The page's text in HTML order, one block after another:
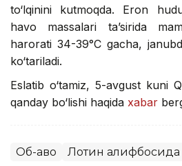
to‘lqinini kutmoqda. Eron
havo massalari ta’sirida
harorati 34-39°C gacha,
ko‘tariladi.
Eslatib o‘tamiz, 5-avgust kuni
qanday bo‘lishi haqida xabar
Об-ҳаво Лотин алифбосида